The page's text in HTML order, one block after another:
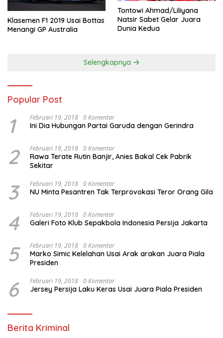
Klasemen F1 2019 Usai Bottas
Menangi GP Australia
Tontowi Ahmad/Liliyana
Natsir Sabet Gelar Juara
Dunia Kedua
Selengkapnya
Popular Post
1 Februari 19, 2018 0 Komentar
Ini Dia Hubungan Partai Garuda dengan Gerindra
2 Februari 19, 2018 0 Komentar
Rawa Terate Rutin Banjir, Anies Bakal Cek Pabrik
Sekitar
3 Februari 19, 2018 0 Komentar
NU Minta Pesantren Tak Terprovokasi Teror Orang Gila
4 Februari 19, 2018 0 Komentar
Galeri Foto Klub Sepakbola Indonesia Persija Jakarta
5 Februari 19, 2018 0 Komentar
Marko Simic Kelelahan Usai Arak arakan Juara Piala
Presiden
6 Februari 19, 2018 0 Komentar
Jersey Persija Laku Keras Usai Juara Piala Presiden
Berita Kriminal